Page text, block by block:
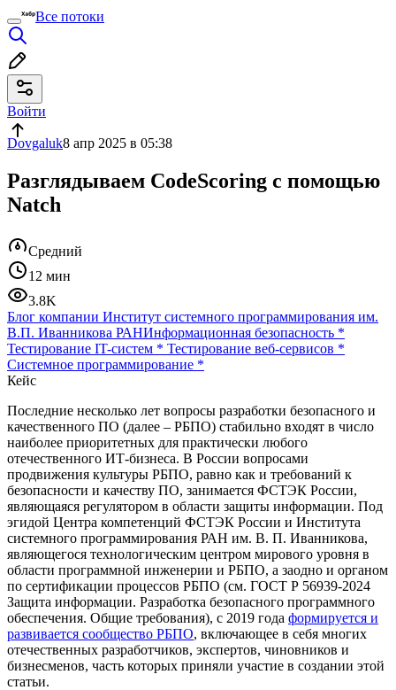
Все потоки
Войти
Dovgaluk8 апр 2025 в 05:38
Разглядываем CodeScoring с помощью
Natch
Средний
12 мин
3.8K
Блог компании Институт системного программирования им.
В.П. Иванникова РАНИнформационная безопасность *
Тестирование IT-систем * Тестирование веб-сервисов *
Системное программирование *
Кейс
Последние несколько лет вопросы разработки безопасного и
качественного ПО (далее – РБПО) стабильно входят в число
наиболее приоритетных для практически любого
отечественного ИТ-бизнеса. В России вопросами
продвижения культуры РБПО, равно как и требований к
безопасности и качеству ПО, занимается ФСТЭК России,
являющаяся регулятором в области защиты информации. Под
эгидой Центра компетенций ФСТЭК России и Института
системного программирования РАН им. В. П. Иванникова,
являющегося технологическим центром мирового уровня в
области программной инженерии и РБПО, а заодно и органом
по сертификации процессов РБПО (см. ГОСТ Р 56939-2024
Защита информации. Разработка безопасного программного
обеспечения. Общие требования), с 2019 года формируется и
развивается сообщество РБПО, включающее в себя многих
отечественных разработчиков, экспертов, чиновников и
бизнесменов, часть которых приняли участие в создании этой
статьи.